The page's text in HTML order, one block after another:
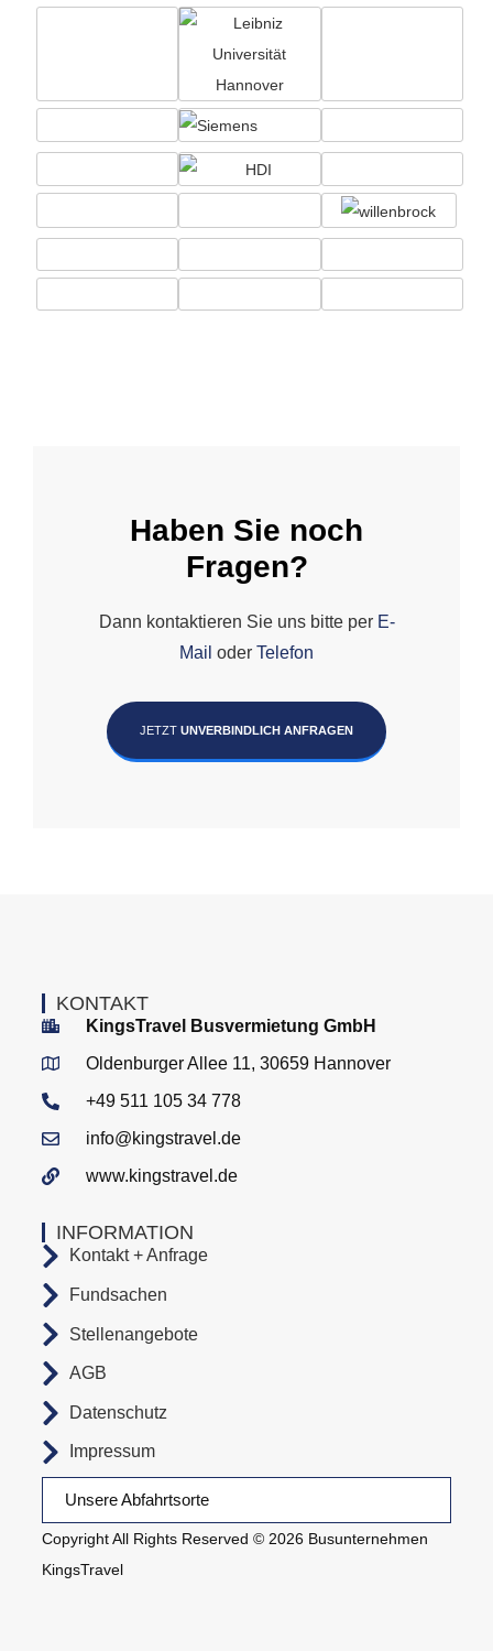
Haben Sie noch
Fragen?
Dann kontaktieren Sie uns bitte per E-
Mail oder Telefon
JETZT UNVERBINDLICH ANFRAGEN
Copyright All Rights Reserved © 2026 Busunternehmen
KingsTravel
Unsere Abfahrtsorte
INFORMATION
Kontakt + Anfrage
Fundsachen
Stellenangebote
AGB
Datenschutz
Impressum
KONTAKT
KingsTravel Busvermietung GmbH
Oldenburger Allee 11, 30659 Hannover
+49 511 105 34 778
info@kingstravel.de
www.kingstravel.de